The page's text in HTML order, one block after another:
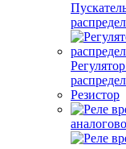
Резистор